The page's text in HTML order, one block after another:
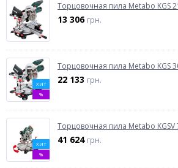
Торцовочная пила Metabo KGS
13 306 грн.
ХИТ
%
Торцовочная пила Metabo KGS
22 133 грн.
ХИТ
%
Торцовочная пила Metabo KGSV
41 624 грн.